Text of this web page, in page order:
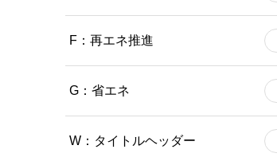
F：再エネ推進
G：省エネ
W：タイトルヘッダー